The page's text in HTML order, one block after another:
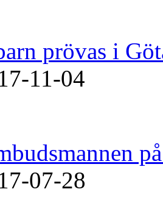
prövas i
11-04
07-28